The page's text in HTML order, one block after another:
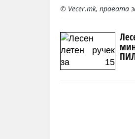
© Vecer.mk, правата